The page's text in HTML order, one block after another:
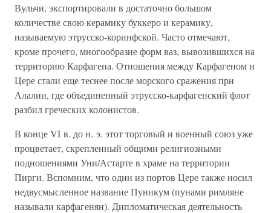
Вульчи, экспортировали в достаточно большом
количестве свою керамику буккеро и керамику,
называемую этрусско-коринфской. Часто отмечают,
кроме прочего, многообразие форм ваз, вывозившихся на
территорию Карфагена. Отношения между Карфагеном и
Цере стали еще теснее после морского сражения при
Алалии, где объединенный этрусско-карфагенский флот
разбил греческих колонистов.
В конце VI в. до н. э. этот торговый и военный союз уже
процветает, скрепленный общими религиозными
подношениями Уни/Астарте в храме на территории
Пирги. Вспомним, что один из портов Цере также носил
недвусмысленное название Пуникум (пунами римляне
называли карфагенян). Дипломатическая деятельность